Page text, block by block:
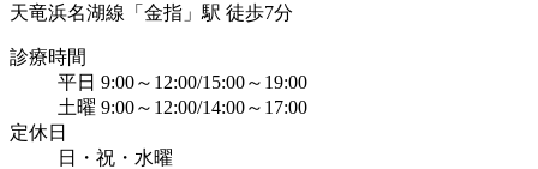
天竜浜名湖線「金指」駅 徒歩7分
診療時間
平日 9:00～12:00/15:00～19:00
土曜 9:00～12:00/14:00～17:00
定休日
日・祝・水曜